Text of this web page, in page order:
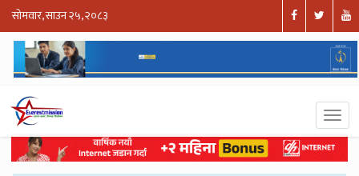
सोमवार, साउन २५, २०८३